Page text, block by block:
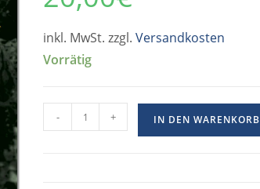
inkl. MwSt. zzgl.Versandkosten
Vorrätig
- + IN DEN WARENKORB